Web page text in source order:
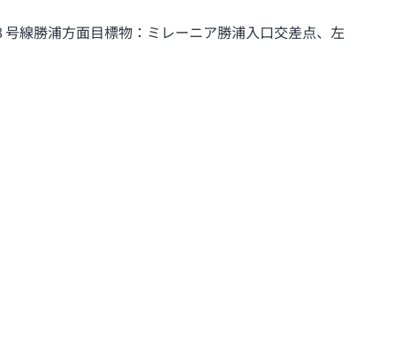
線勝浦方面目標物：ミレーニア勝浦入口交差点、左